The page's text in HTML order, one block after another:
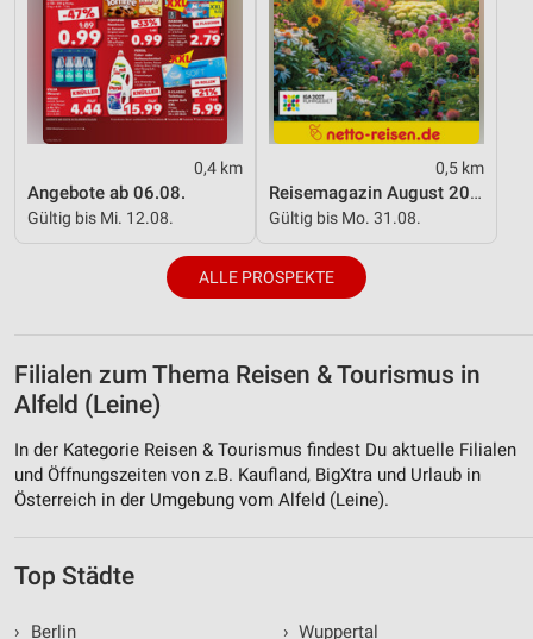
0,4 km
Angebote ab 06.08.
Gültig bis Mi. 12.08.
0,5 km
Reisemagazin August 2026
Gültig bis Mo. 31.08.
ALLE PROSPEKTE
Filialen zum Thema Reisen & Tourismus in
Alfeld (Leine)
In der Kategorie Reisen & Tourismus findest Du aktuelle Filialen
und Öffnungszeiten von z.B. Kaufland, BigXtra und Urlaub in
Österreich in der Umgebung vom Alfeld (Leine).
Top Städte
›
Berlin
› Wuppertal
Verwendung von Profilen zur Auswahl
personalisierter Werbung
Erstellung von Profilen zur Personalisierung
von Inhalten
Verwendung von Profilen zur Auswahl
personalisierter Inhalte
Messung der Performance von Inhalten
Quellen
Verwendung reduzierter Daten zur Auswahl von
Inhalten
Verwendung genauer Standortdaten
Geräte anhand von aktiv angeforderten